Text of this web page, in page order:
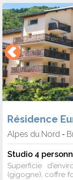
Résidence
Alpes du Nord -
Studio 4
Superficie
(gigogne), coffre